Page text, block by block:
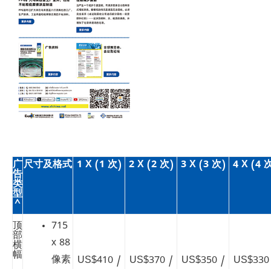
广
告
类
型
^
尺寸及格式 1 X (1 次) 2 X (2 次) 3 X (3 次) 4 X (4
顶
部
横
幅
715
x 88
像素 US$410 /
US$370 /
US$350 /